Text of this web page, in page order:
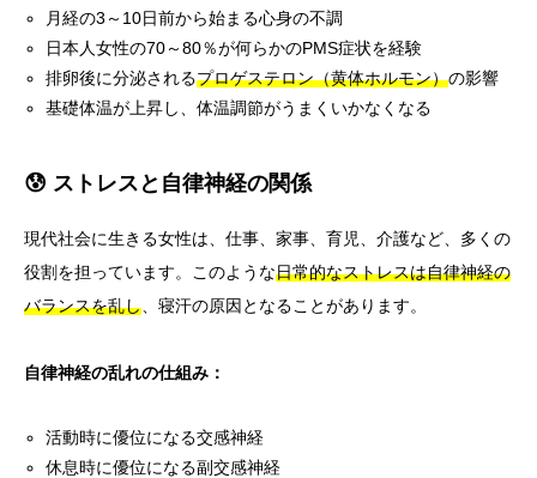
月経の3～10日前から始まる心身の不調
日本人女性の70～80％が何らかのPMS症状を経験
排卵後に分泌されるプロゲステロン（黄体ホルモン）の影響
基礎体温が上昇し、体温調節がうまくいかなくなる
😰 ストレスと自律神経の関係
現代社会に生きる女性は、仕事、家事、育児、介護など、多くの
役割を担っています。このような日常的なストレスは自律神経の
バランスを乱し 、寝汗の原因となることがあります。
自律神経の乱れの仕組み：
活動時に優位になる交感神経
休息時に優位になる副交感神経